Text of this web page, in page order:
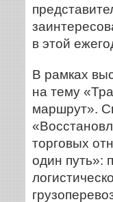
в этой
В рамках
на тему
маршрут».
торговых
один путь»: